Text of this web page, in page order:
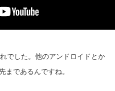
でした。他のアンドロイドとか
まであるんですね。